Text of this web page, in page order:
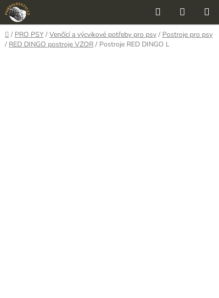
Přejít
na
obsah
Hledat
KOŠÍK
Domů
/ PRO PSY / Venčící a výcvikové potřeby pro psy / Postroje pro psy
/ RED DINGO postroje VZOR / Postroje RED DINGO L